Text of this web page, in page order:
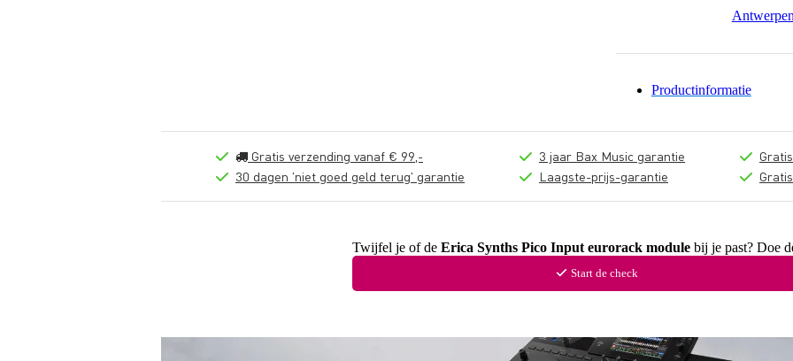
Antwerpen
Productinformatie
Gratis verzending vanaf € 99,-
30 dagen 'niet goed geld terug' garantie
3 jaar Bax Music garantie
Laagste-prijs-garantie
Twijfel je of de Erica Synths Pico Input eurorack module bij je past? Doe
Start de check